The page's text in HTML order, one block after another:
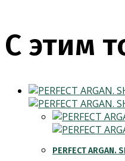
С этим
PERFECT